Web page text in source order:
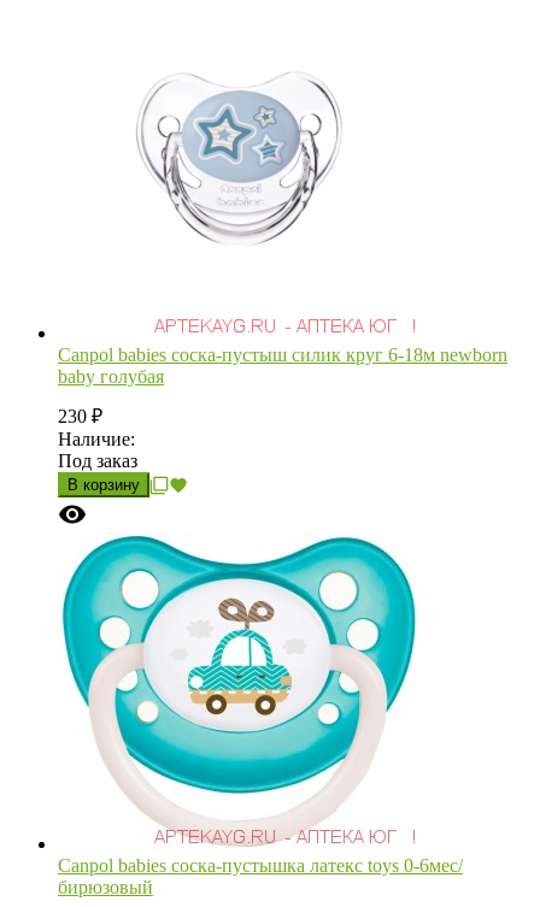
Canpol babies соска-пустыш силик круг 6-18м newborn
baby голубая
230 ₽
Наличие:
Под заказ
В корзину
Canpol babies соска-пустышка латекс toys 0-6мес/
бирюзовый